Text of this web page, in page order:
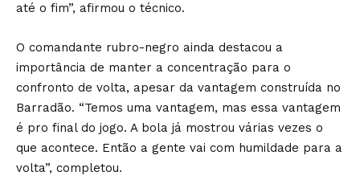
até o fim”, afirmou o técnico.
O comandante rubro-negro ainda destacou a
importância de manter a concentração para o
confronto de volta, apesar da vantagem construída no
Barradão. “Temos uma vantagem, mas essa vantagem
é pro final do jogo. A bola já mostrou várias vezes o
que acontece. Então a gente vai com humildade para a
volta”, completou.